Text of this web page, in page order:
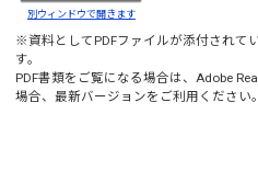
別ウィンドウで開きます
※資料としてPDFファイルが添付されて
す。
PDF書類をご覧になる場合は、Adobe
場合、最新バージョンをご利用ください。